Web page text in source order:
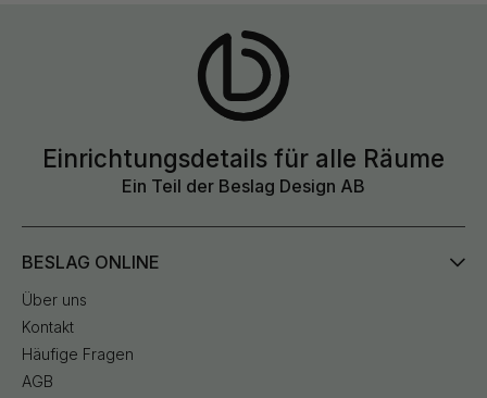
Einrichtungsdetails für alle Räume
Ein Teil der Beslag Design AB
BESLAG ONLINE
Über uns
Kontakt
Häufige Fragen
AGB